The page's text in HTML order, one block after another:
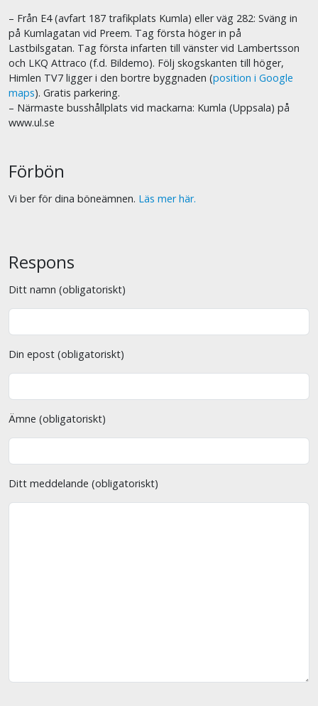
– Från E4 (avfart 187 trafikplats Kumla) eller väg 282: Sväng in
på Kumlagatan vid Preem. Tag första höger in på
Lastbilsgatan. Tag första infarten till vänster vid Lambertsson
och LKQ Attraco (f.d. Bildemo). Följ skogskanten till höger,
Himlen TV7 ligger i den bortre byggnaden (position i Google
maps). Gratis parkering.
– Närmaste busshållplats vid mackarna: Kumla (Uppsala) på
www.ul.se
Förbön
Vi ber för dina böneämnen. Läs mer här.
Respons
Ditt namn (obligatoriskt)
Din epost (obligatoriskt)
Ämne (obligatoriskt)
Ditt meddelande (obligatoriskt)